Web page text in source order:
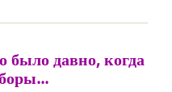
было давно, когда